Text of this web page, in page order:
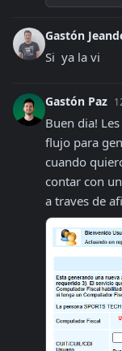
Gastón
Si  ya la vi
Gastón Paz
Buen dia!
flujo para
cuando
contar con
a traves de